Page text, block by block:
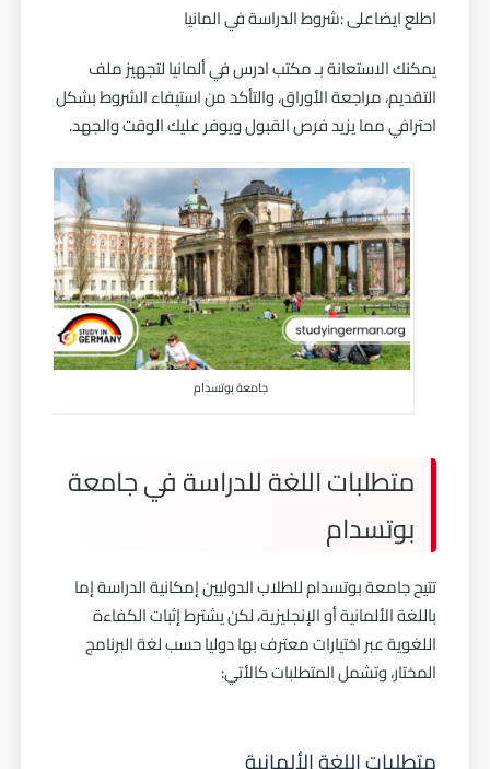
اطلع ايضاعلى :شروط الدراسة في المانيا
يمكنك الاستعانة بـ مكتب ادرس في ألمانيا لتجهيز ملف
التقديم، مراجعة الأوراق، والتأكد من استيفاء الشروط بشكل
احترافي مما يزيد فرص القبول ويوفر عليك الوقت والجهد.
جامعة بوتسدام
متطلبات اللغة للدراسة في جامعة
بوتسدام
تتيح جامعة بوتسدام للطلاب الدوليين إمكانية الدراسة إما
باللغة الألمانية أو الإنجليزية، لكن يشترط إثبات الكفاءة
اللغوية عبر اختيارات معترف بها دوليا حسب لغة البرنامج
المختار، وتشمل المتطلبات كالأتي: